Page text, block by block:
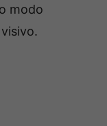
modo